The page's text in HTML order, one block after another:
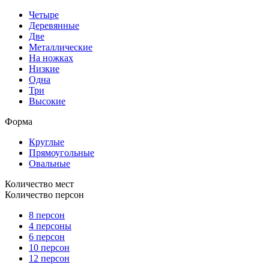
Четыре
Деревянные
Две
Металлические
На ножках
Низкие
Одна
Три
Высокие
Форма
Круглые
Прямоугольные
Овальные
Количество мест
Количество персон
8 персон
4 персоны
6 персон
10 персон
12 персон